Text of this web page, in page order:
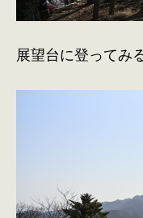
展望台に登ってみ